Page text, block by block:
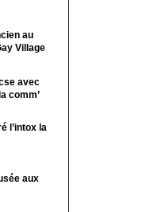
au
Village
avec
comm’
l’intox la
aux